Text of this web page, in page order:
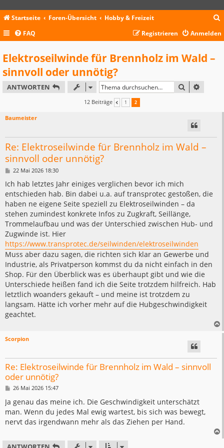
Startseite Foren-Übersicht Hobby & Freizeit
c
FAQ Anmelden
Registrieren
Elektroseilwinde für Brennholz im Wald –
sinnvoll oder unnötig?
ANTWORTEN SUCHE
12 Beiträge VORHERIGE
1 2
Baumeister
Re: Elektroseilwinde für Brennholz im Wald –
sinnvoll oder unnötig?
B
i
r
a
g
22 Mai 2026 18:30
Ich hab letztes Jahr einiges verglichen bevor ich mich
entschieden hab. Bin dabei u.a. auf transprotec gestoßen, die
haben ne eigene Seite speziell zu Elektroseilwinden – da
stehen zumindest konkrete Infos zu Zugkraft, Seillänge,
Trommelaufbau und was der Unterschied zwischen Hub- und
Zugwinde ist. Hier
https://www.transprotec.de/seilwinden/elektroseilwinden
Muss aber dazu sagen, die richten sich klar an Gewerbe und
Industrie, als Privatperson kommst du da nicht einfach in den
Shop. Für den Überblick was es überhaupt gibt und wie die
Unterschiede heißen fand ich die Seite trotzdem hilfreich. Hab
letztlich woanders gekauft – und meine ist trotzdem zu
langsam. Hätte ich vorher mehr auf die Hubgeschwindigkeit
geachtet.
Scorpion
Re: Elektroseilwinde für Brennholz im Wald – sinnvoll
oder unnötig?
B
r
a
g
26 Mai 2026 15:47
Ja genau das meine ich. Die Geschwindigkeit unterschätzt
man. Wenn du jedes Mal ewig wartest, bis sich was bewegt,
nervt das irgendwann mehr als das Ziehen per Hand.